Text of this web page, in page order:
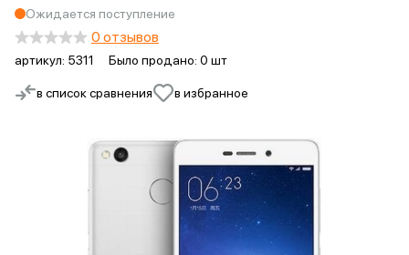
в список сравнения в избранное
Ожидается поступление
артикул: 5311 Было продано: 0 шт
0 отзывов